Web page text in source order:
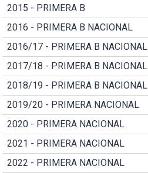
2015 - PRIMERA B
2016 - PRIMERA B NACIONAL
2016/17 - PRIMERA B NACIONAL
2017/18 - PRIMERA B NACIONAL
2018/19 - PRIMERA B NACIONAL
2019/20 - PRIMERA NACIONAL
2020 - PRIMERA NACIONAL
2021 - PRIMERA NACIONAL
2022 - PRIMERA NACIONAL